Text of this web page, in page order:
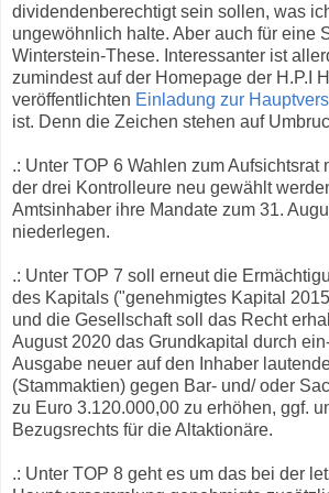
dividendenberechtigt sein sollen, was
ungewöhnlich halte. Aber auch für eine
Winterstein-These. Interessanter ist
zumindest auf der Homepage der H.P.I
veröffentlichten Einladung zur
ist. Denn die Zeichen stehen auf
.: Unter TOP 6 Wahlen zum Aufsichtsrat
der drei Kontrolleure neu gewählt
Amtsinhaber ihre Mandate zum 31.
niederlegen.
.: Unter TOP 7 soll erneut die
des Kapitals ("genehmigtes Kapital
und die Gesellschaft soll das Recht
August 2020 das Grundkapital durch
Ausgabe neuer auf den Inhaber
(Stammaktien) gegen Bar- und/ oder
zu Euro 3.120.000,00 zu erhöhen, ggf.
Bezugsrechts für die Altaktionäre.
.: Unter TOP 8 geht es um das bei der